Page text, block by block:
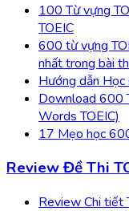
100 Từ vựng
TOEIC
600 từ vựng
nhất trong bài
Hướng dẫn
Download 600
Words TOEIC)
17 Mẹo học
Review Đề Thi
Review Chi tiết